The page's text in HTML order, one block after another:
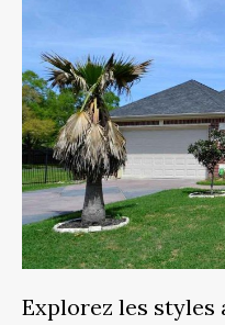
Explorez les